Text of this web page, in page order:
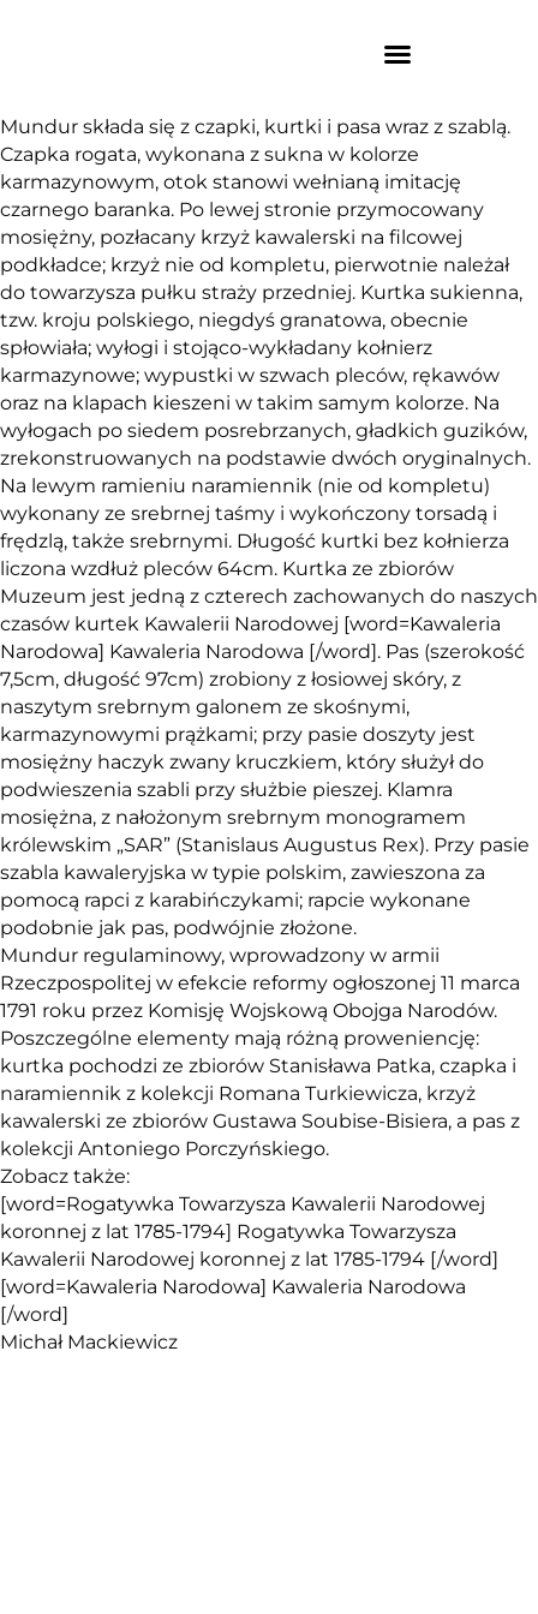
Mundur składa się z czapki, kurtki i pasa wraz z szablą.
Czapka rogata, wykonana z sukna w kolorze
karmazynowym, otok stanowi wełnianą imitację
czarnego baranka. Po lewej stronie przymocowany
mosiężny, pozłacany krzyż kawalerski na filcowej
podkładce; krzyż nie od kompletu, pierwotnie należał
do towarzysza pułku straży przedniej. Kurtka sukienna,
tzw. kroju polskiego, niegdyś granatowa, obecnie
spłowiała; wyłogi i stojąco-wykładany kołnierz
karmazynowe; wypustki w szwach pleców, rękawów
oraz na klapach kieszeni w takim samym kolorze. Na
wyłogach po siedem posrebrzanych, gładkich guzików,
zrekonstruowanych na podstawie dwóch oryginalnych.
Na lewym ramieniu naramiennik (nie od kompletu)
wykonany ze srebrnej taśmy i wykończony torsadą i
frędzlą, także srebrnymi. Długość kurtki bez kołnierza
liczona wzdłuż pleców 64cm. Kurtka ze zbiorów
Muzeum jest jedną z czterech zachowanych do naszych
czasów kurtek Kawalerii Narodowej [word=Kawaleria
Narodowa] Kawaleria Narodowa [/word]. Pas (szerokość
7,5cm, długość 97cm) zrobiony z łosiowej skóry, z
naszytym srebrnym galonem ze skośnymi,
karmazynowymi prążkami; przy pasie doszyty jest
mosiężny haczyk zwany kruczkiem, który służył do
podwieszenia szabli przy służbie pieszej. Klamra
mosiężna, z nałożonym srebrnym monogramem
królewskim „SAR” (Stanislaus Augustus Rex). Przy pasie
szabla kawaleryjska w typie polskim, zawieszona za
pomocą rapci z karabińczykami; rapcie wykonane
podobnie jak pas, podwójnie złożone.
Mundur regulaminowy, wprowadzony w armii
Rzeczpospolitej w efekcie reformy ogłoszonej 11 marca
1791 roku przez Komisję Wojskową Obojga Narodów.
Poszczególne elementy mają różną proweniencję:
kurtka pochodzi ze zbiorów Stanisława Patka, czapka i
naramiennik z kolekcji Romana Turkiewicza, krzyż
kawalerski ze zbiorów Gustawa Soubise-Bisiera, a pas z
kolekcji Antoniego Porczyńskiego.
Zobacz także:
[word=Rogatywka Towarzysza Kawalerii Narodowej
koronnej z lat 1785-1794] Rogatywka Towarzysza
Kawalerii Narodowej koronnej z lat 1785-1794 [/word]
[word=Kawaleria Narodowa] Kawaleria Narodowa
[/word]
Michał Mackiewicz